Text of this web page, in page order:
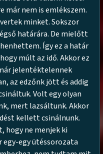
már nem is emlékszem.
minket. Sokszor
határára. De mielőtt
Így ez a határ
múlt az idő. Akkor ez
jelentéktelennek
az edzőnk jött és addig
Volt egy olyan
mert lazsáltunk. Akkor
kellett csinálnunk.
hogy ne menjek ki
egy ütéssorozata